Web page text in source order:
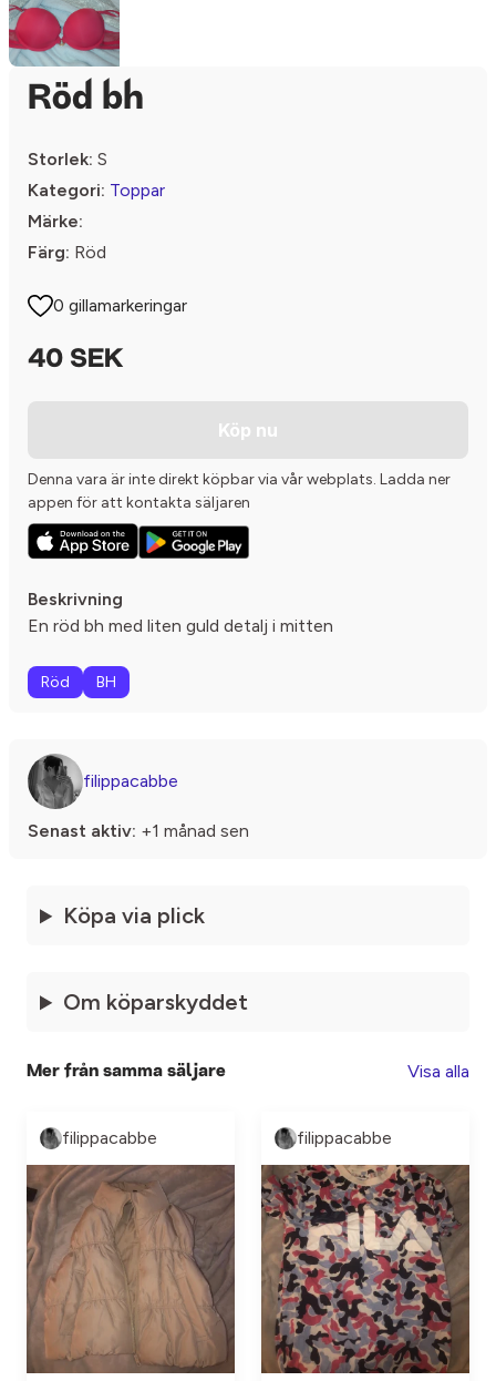
Röd bh
Storlek: S
Kategori: Toppar
Märke:
Färg: Röd
0 gillamarkeringar
40 SEK
Köp nu
Denna vara är inte direkt köpbar via vår webplats. Ladda ner
appen för att kontakta säljaren
Beskrivning
En röd bh med liten guld detalj i mitten
Röd BH
filippacabbe
Senast aktiv: +1 månad sen
Köpa via plick
Om köparskyddet
Mer från samma säljare Visa alla
filippacabbe filippacabbe